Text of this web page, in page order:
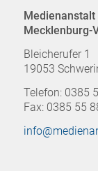
Medienanstalt
Mecklenburg-
Bleicherufer 1
19053
Telefon: 0385
Fax: 0385 55